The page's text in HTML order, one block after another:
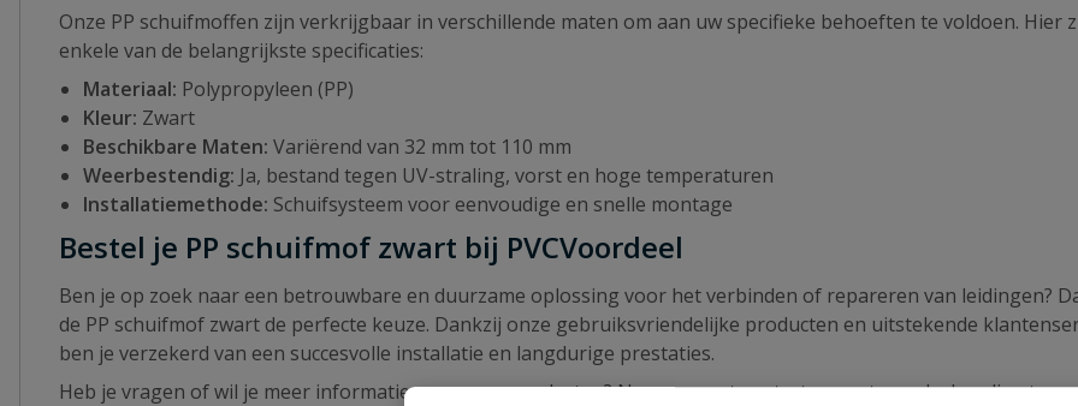
Onze PP schuifmoffen zijn verkrijgbaar in verschillende maten om aan uw specifieke behoeften te voldoen. Hier
enkele van de belangrijkste specificaties:
Materiaal: Polypropyleen (PP)
Kleur: Zwart
Beschikbare Maten: Variërend van 32 mm tot 110 mm
Weerbestendig: Ja, bestand tegen UV-straling, vorst en hoge temperaturen
Installatiemethode: Schuifsysteem voor eenvoudige en snelle montage
Bestel je PP schuifmof zwart bij PVCVoordeel
Ben je op zoek naar een betrouwbare en duurzame oplossing voor het verbinden of repareren van leidingen?
de PP schuifmof zwart de perfecte keuze. Dankzij onze gebruiksvriendelijke producten en uitstekende
ben je verzekerd van een succesvolle installatie en langdurige prestaties.
Heb je vragen of wil je meer informatie over onze producten? Neem gerust contact op met ons deskundige